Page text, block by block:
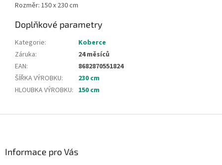
Rozměr: 150 x 230 cm
Doplňkové parametry
Kategorie:
Koberce
Záruka:
24 měsíců
EAN:
8682870551824
ŠÍŘKA VÝROBKU:
230 cm
HLOUBKA VÝROBKU: 150 cm
Informace pro Vás